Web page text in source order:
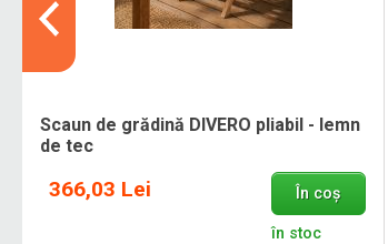
Scaun de grădină DIVERO pliabil - lemn
de tec
366,03 Lei În coș
în stoc